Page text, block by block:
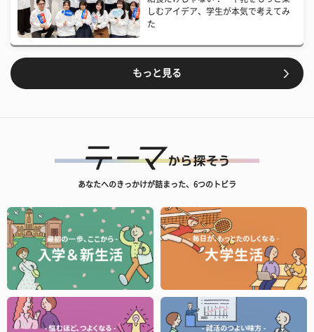
しむアイデア、学生が本気で考えてみ
た
もっと見る
あなたへのきっかけが詰まった、6つのトビラ